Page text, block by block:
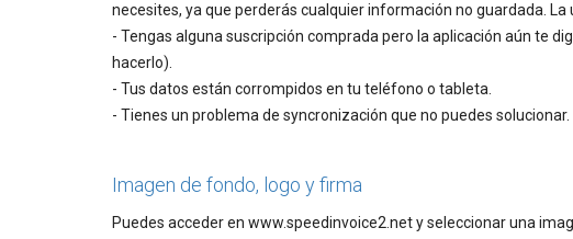
necesites, ya que perderás cualquier información no guardada. La
- Tengas alguna suscripción comprada pero la aplicación aún te
hacerlo).
- Tus datos están corrompidos en tu teléfono o tableta.
- Tienes un problema de syncronización que no puedes solucionar.
Imagen de fondo, logo y firma
Puedes acceder en www.speedinvoice2.net y seleccionar una